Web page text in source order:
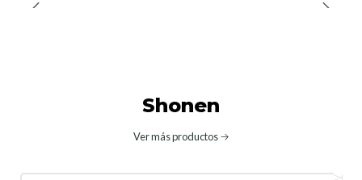
Shonen
Ver más productos